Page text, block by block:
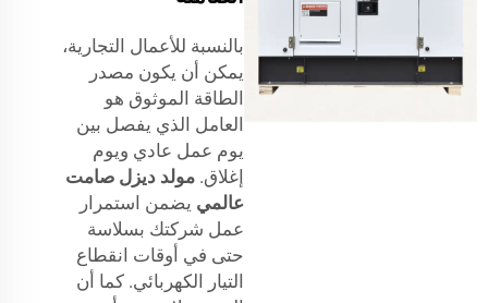
بالنسبة للأعمال التجارية،
يمكن أن يكون مصدر
الطاقة الموثوق هو
العامل الذي يفصل بين
يوم عمل عادي ويوم
إغلاق. مولد ديزل صامت
عالمي يضمن استمرار
عمل شركتك بسلاسة
حتى في أوقات انقطاع
التيار الكهربائي. كما أن